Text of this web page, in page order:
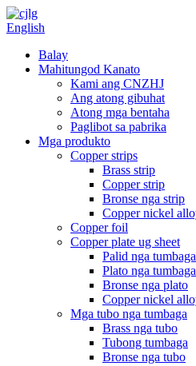
English
Balay
Mahitungod Kanato
Kami ang CNZHJ
Ang atong gibuhat
Atong mga bentaha
Paglibot sa pabrika
Mga produkto
Copper strips
Brass strip
Copper strip
Bronse nga strip
Copper nickel
Copper foil
Copper plate ug sheet
Palid nga tumbaga
Plato nga tumbaga
Bronse nga plato
Copper nickel
Mga tubo nga tumbaga
Brass nga tubo
Tubong tumbaga
Bronse nga tubo